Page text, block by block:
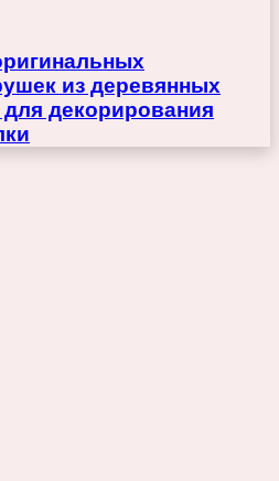
из деревянных
декорирования